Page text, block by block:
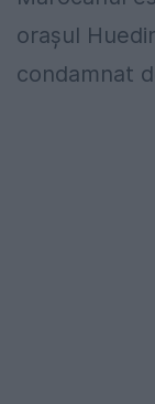
orașul
condamnat